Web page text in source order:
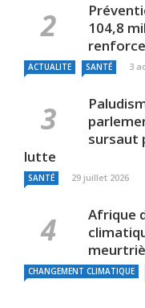
104,8
ACTUALITE SANTÉ 3
sursaut
lutte
SANTÉ 29 juillet 2026
Afrique
CHANGEMENT CLIMATIQUE